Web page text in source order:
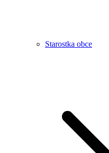
Starostka obce